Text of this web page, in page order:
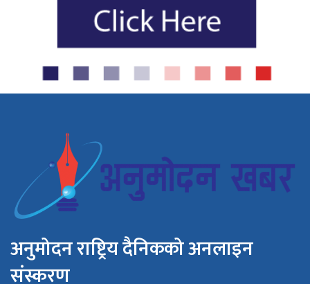
अनुमोदन राष्ट्रिय दैनिकको अनलाइन
संस्करण